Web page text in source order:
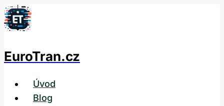
Přeskočit
na
EuroTran.cz
Úvod
Blog